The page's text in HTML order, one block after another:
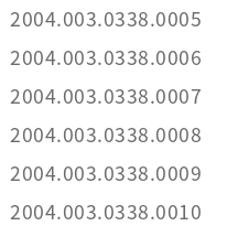
2004.003.0338.0005
2004.003.0338.0006
2004.003.0338.0007
2004.003.0338.0008
2004.003.0338.0009
2004.003.0338.0010